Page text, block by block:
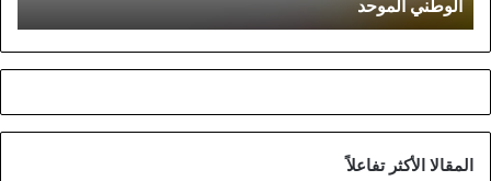
ش
ر
ل
الوطني الموحد
المقالا الأكثر تفاعلاً